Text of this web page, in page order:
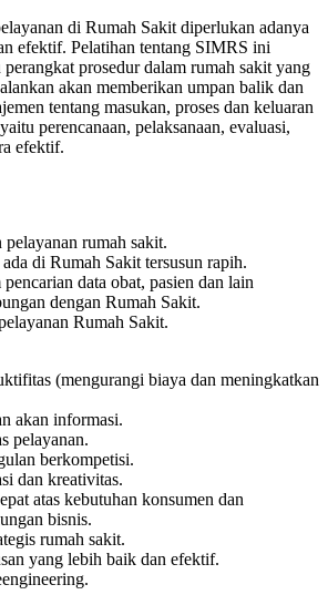
di Rumah Sakit diperlukan adanya
efektif. Pelatihan tentang SIMRS ini
perangkat prosedur dalam rumah sakit yang
akan memberikan umpan balik dan
tentang masukan, proses dan keluaran
perencanaan, pelaksanaan, evaluasi,
efektif.
rumah sakit.
di Rumah Sakit tersusun rapih.
data obat, pasien dan lain
dengan Rumah Sakit.
Rumah Sakit.
(mengurangi biaya dan meningkatkan
akan informasi.
pelayanan.
berkompetisi.
dan kreativitas.
atas kebutuhan konsumen dan
bisnis.
rumah sakit.
yang lebih baik dan efektif.